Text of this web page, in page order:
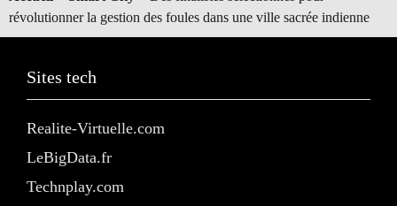
révolutionner la gestion des foules dans une ville sacrée indienne
Sites tech
Realite-Virtuelle.com
LeBigData.fr
Technplay.com